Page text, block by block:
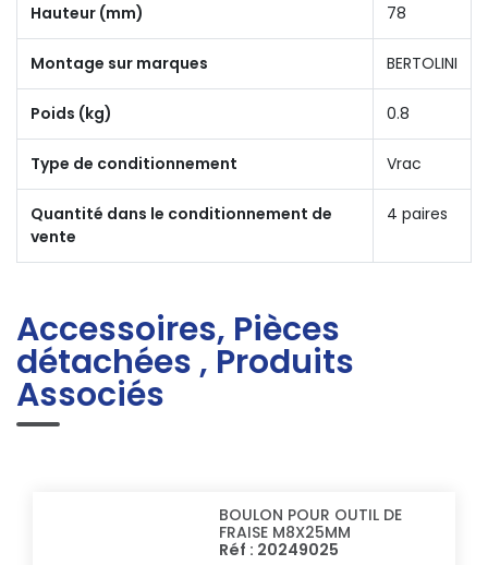
Hauteur (mm) 78
Montage sur marques BERTOLINI
Poids (kg) 0.8
Type de conditionnement Vrac
Quantité dans le conditionnement de
vente
4 paires
Accessoires, Pièces
détachées , Produits
Associés
BOULON POUR OUTIL DE
FRAISE M8X25MM
Réf : 20249025